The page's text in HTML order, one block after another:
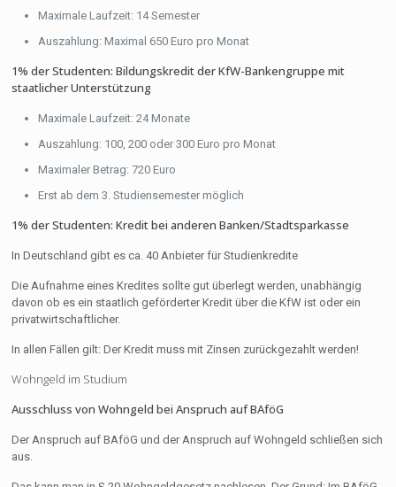
Maximale Laufzeit: 14 Semester
Auszahlung: Maximal 650 Euro pro Monat
1% der Studenten: Bildungskredit der KfW-Bankengruppe mit
staatlicher Unterstützung
Maximale Laufzeit: 24 Monate
Auszahlung: 100, 200 oder 300 Euro pro Monat
Maximaler Betrag: 720 Euro
Erst ab dem 3. Studiensemester möglich
1% der Studenten: Kredit bei anderen Banken/Stadtsparkasse
In Deutschland gibt es ca. 40 Anbieter für Studienkredite
Die Aufnahme eines Kredites sollte gut überlegt werden, unabhängig
davon ob es ein staatlich geförderter Kredit über die KfW ist oder ein
privatwirtschaftlicher.
In allen Fällen gilt: Der Kredit muss mit Zinsen zurückgezahlt werden!
Wohngeld im Studium
Ausschluss von Wohngeld bei Anspruch auf BAföG
Der Anspruch auf BAföG und der Anspruch auf Wohngeld schließen sich
aus.